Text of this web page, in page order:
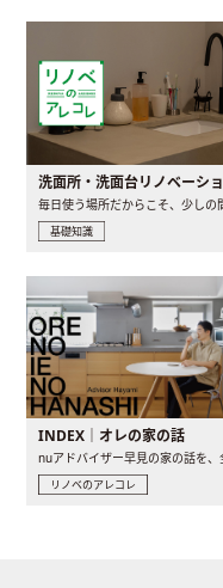
基礎知識
INDEX｜オレの家の話
リノベのアレコレ